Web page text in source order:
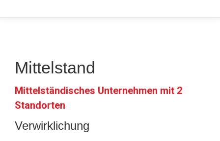
Mittelstand
Mittelständisches Unternehmen mit 2
Standorten
Verwirklichung